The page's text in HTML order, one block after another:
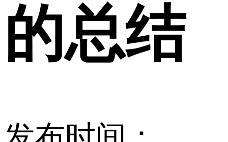
的总结